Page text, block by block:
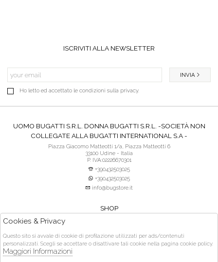
ISCRIVITI ALLA NEWSLETTER
Ho letto ed accettato le condizioni sulla privacy.
INVIA
UOMO BUGATTI S.R.L. DONNA BUGATTI S.R.L. -SOCIETÀ NON
COLLEGATE ALLA BUGATTI INTERNATIONAL S.A -
Piazza Giacomo Matteotti 1/a, Piazza Matteotti 6
33100 Udine - Italia
P. IVA:02226670301
+390432503025
+390432503025
info@bugstore.it
SHOP
ACQUISTO SICURO
martedì- venerdì 9:30 - 13:00 e dalle 15:30 - 19:30 | sabato 9:30 - 13:00 e dalle
Cookies & Privacy
Questo sito si avvale di cookie di profilazione utilizzati per ads/contenuti
personalizzati. Scegli se accettare o disattivare tali cookie nella pagina cookie policy.
Maggiori Informazioni